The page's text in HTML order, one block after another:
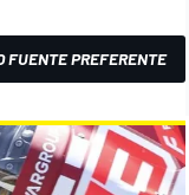
FUENTE PREFERENTE